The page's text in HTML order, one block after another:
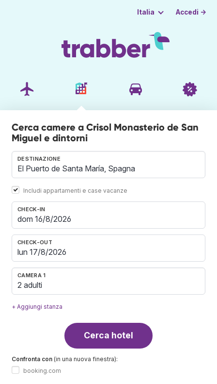
Italia Accedi →
Cerca camere a Crisol Monasterio de San
Miguel e dintorni
DESTINAZIONE
Includi appartamenti e case vacanze
CHECK-IN
CHECK-OUT
CAMERA 1
2 adulti
+ Aggiungi stanza
Cerca hotel
Confronta con (in una nuova finestra):
booking.com